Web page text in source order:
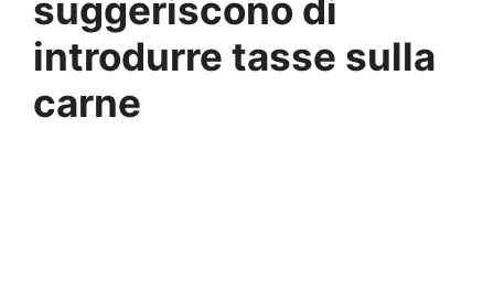
suggeriscono di
introdurre tasse sulla
carne